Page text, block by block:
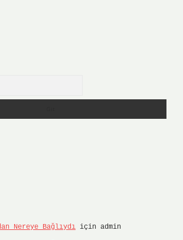
Nereye Bağlıydı için admin